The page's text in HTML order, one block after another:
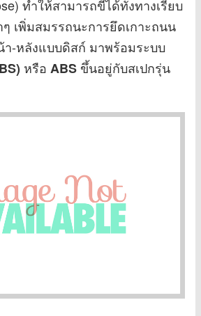
ทำให้สามารถขี่ได้ทั้งทางเรียบ
ๆ เพิ่มสมรรถนะการยึดเกาะถนน
า-หลังแบบดิสก์ มาพร้อมระบบ
หรือ ABS ขึ้นอยู่กับสเปกรุ่น